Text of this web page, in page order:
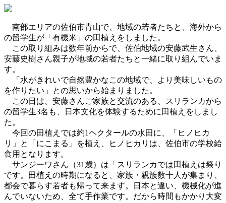
南部エリアの佐伯市青山で、地域の若者たちと、海外から
の留学生が「有機米」の田植えをしました。
この取り組みは数年前からで、佐伯地域の安藤武生さん、
安藤史樹さん親子が地域の若者たちと一緒に取り組んでいま
す。
「水がきれいで自然豊かなこの地域で、より美味しいもの
を作りたい」との思いから始まりました。
この日は、安藤さんご家族と交流のある、スリランカから
の留学生3名も、日本文化を体験するために田植えをしまし
た。
今回の田植えでは約1ヘクタールの水田に、「ヒノヒカ
リ」と「にこまる」を植え、ヒノヒカリは、佐伯市の学校給
食用となります。
サンジーワさん（31歳）は「スリランカでは田植えは祭り
です。田植えの時期になると、家族・親族数十人が集まり、
都会で暮らす若者も帰って来ます。日本と違い、機械化が進
んでいないため、全て手作業です。だから時間もかかり大変